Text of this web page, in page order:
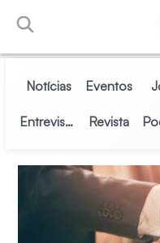
Pular para o Conteúdo
Notícias Eventos
Entrevistas Revista